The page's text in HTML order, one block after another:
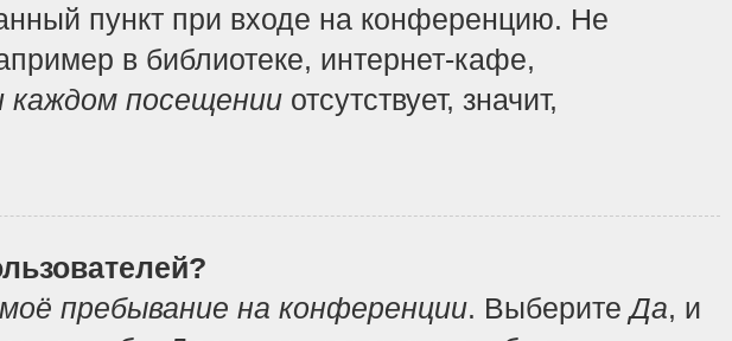
пункт при входе на конференцию. Не
в библиотеке, интернет-кафе,
посещении отсутствует, значит,
пребывание на конференции. ВыберитеДа, и